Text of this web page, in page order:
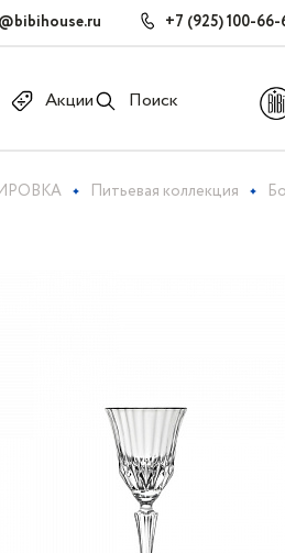
+7 (925) 100-66-
Акции Поиск
Питьевая коллекция